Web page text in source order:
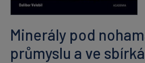
Minerály pod
průmyslu a ve